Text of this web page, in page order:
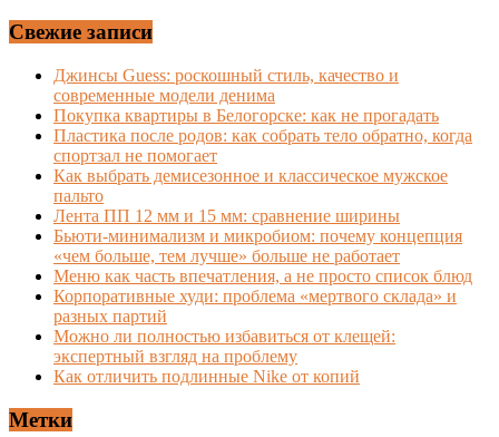
Свежие записи
Джинсы Guess: роскошный стиль, качество и
современные модели денима
Покупка квартиры в Белогорске: как не прогадать
Пластика после родов: как собрать тело обратно, когда
спортзал не помогает
Как выбрать демисезонное и классическое мужское
пальто
Лента ПП 12 мм и 15 мм: сравнение ширины
Бьюти-минимализм и микробиом: почему концепция
«чем больше, тем лучше» больше не работает
Меню как часть впечатления, а не просто список блюд
Корпоративные худи: проблема «мертвого склада» и
разных партий
Можно ли полностью избавиться от клещей:
экспертный взгляд на проблему
Как отличить подлинные Nike от копий
Метки